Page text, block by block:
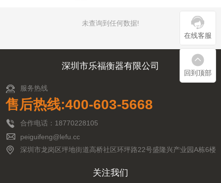
在线客服
回到顶部
未查询到任何数据!
深圳市乐福衡器有限公司
服务热线
售后热线:400-603-5668
合作电话：18770228105
peiguifeng@lefu.cc
深圳市龙岗区坪地街道高桥社区环坪路22号盛隆兴产业园A栋6楼
关注我们